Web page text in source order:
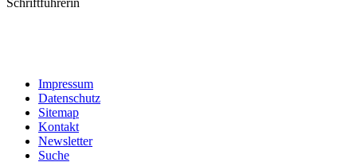
Schriftführerin
Impressum
Datenschutz
Sitemap
Kontakt
Newsletter
Suche